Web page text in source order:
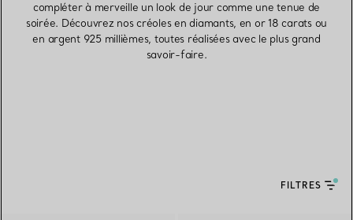
compléter à merveille un look de jour comme une tenue de
soirée. Découvrez nos créoles en diamants, en or 18 carats ou
en argent 925 millièmes, toutes réalisées avec le plus grand
savoir-faire.
FILTRES